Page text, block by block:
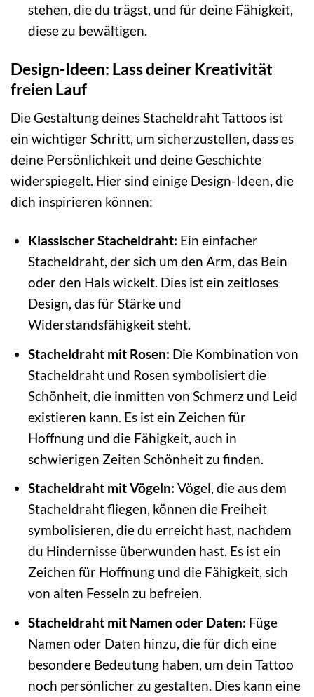
stehen, die du trägst, und für deine Fähigkeit,
diese zu bewältigen.
Design-Ideen: Lass deiner Kreativität
freien Lauf
Die Gestaltung deines Stacheldraht Tattoos ist
ein wichtiger Schritt, um sicherzustellen, dass es
deine Persönlichkeit und deine Geschichte
widerspiegelt. Hier sind einige Design-Ideen, die
dich inspirieren können:
Klassischer Stacheldraht: Ein einfacher
Stacheldraht, der sich um den Arm, das Bein
oder den Hals wickelt. Dies ist ein zeitloses
Design, das für Stärke und
Widerstandsfähigkeit steht.
Stacheldraht mit Rosen: Die Kombination von
Stacheldraht und Rosen symbolisiert die
Schönheit, die inmitten von Schmerz und Leid
existieren kann. Es ist ein Zeichen für
Hoffnung und die Fähigkeit, auch in
schwierigen Zeiten Schönheit zu finden.
Stacheldraht mit Vögeln: Vögel, die aus dem
Stacheldraht fliegen, können die Freiheit
symbolisieren, die du erreicht hast, nachdem
du Hindernisse überwunden hast. Es ist ein
Zeichen für Hoffnung und die Fähigkeit, sich
von alten Fesseln zu befreien.
Stacheldraht mit Namen oder Daten: Füge
Namen oder Daten hinzu, die für dich eine
besondere Bedeutung haben, um dein Tattoo
noch persönlicher zu gestalten. Dies kann eine